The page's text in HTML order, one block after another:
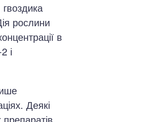
рослини
в
і
Деякі